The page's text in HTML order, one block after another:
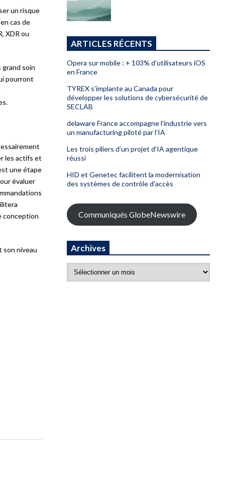
un risque
cas de
XDR ou
soin
pourront
les actifs et
une étape
évaluer
conception
son niveau
ARTICLES RÉCENTS
Opera sur mobile : + 103% d’utilisateurs iOS
en France
TYREX s’implante au Canada pour
développer les solutions de cybersécurité de
SECLAB
delaware France accompagne l’industrie vers
un manufacturing piloté par l’IA
Les trois piliers d’un projet d’IA agentique
réussi
HID et Genetec facilitent la modernisation
des systèmes de contrôle d’accès
Communiqués GlobeNewswire
Archives